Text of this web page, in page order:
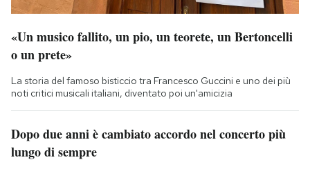
«Un musico fallito, un pio, un teorete, un Bertoncelli
o un prete»
La storia del famoso bisticcio tra Francesco Guccini e uno dei più
noti critici musicali italiani, diventato poi un'amicizia
Dopo due anni è cambiato accordo nel concerto più
lungo di sempre